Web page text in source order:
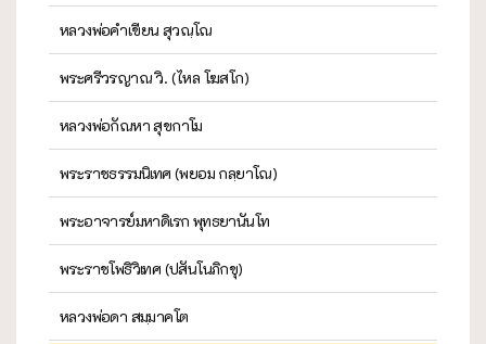
หลวงพ่อคำเขียน สุวณฺโณ
พระศรีวรญาณ วิ. (ไหล โฆสโก)
หลวงพ่อกัณหา สุขกาโม
พระราชธรรมนิเทศ (พยอม กลฺยาโณ)
พระอาจารย์มหาดิเรก พุทธยานันโท
พระราชโพธิวิเทศ (ปสันโนภิกขุ)
หลวงพ่อดา สมฺมาคโต